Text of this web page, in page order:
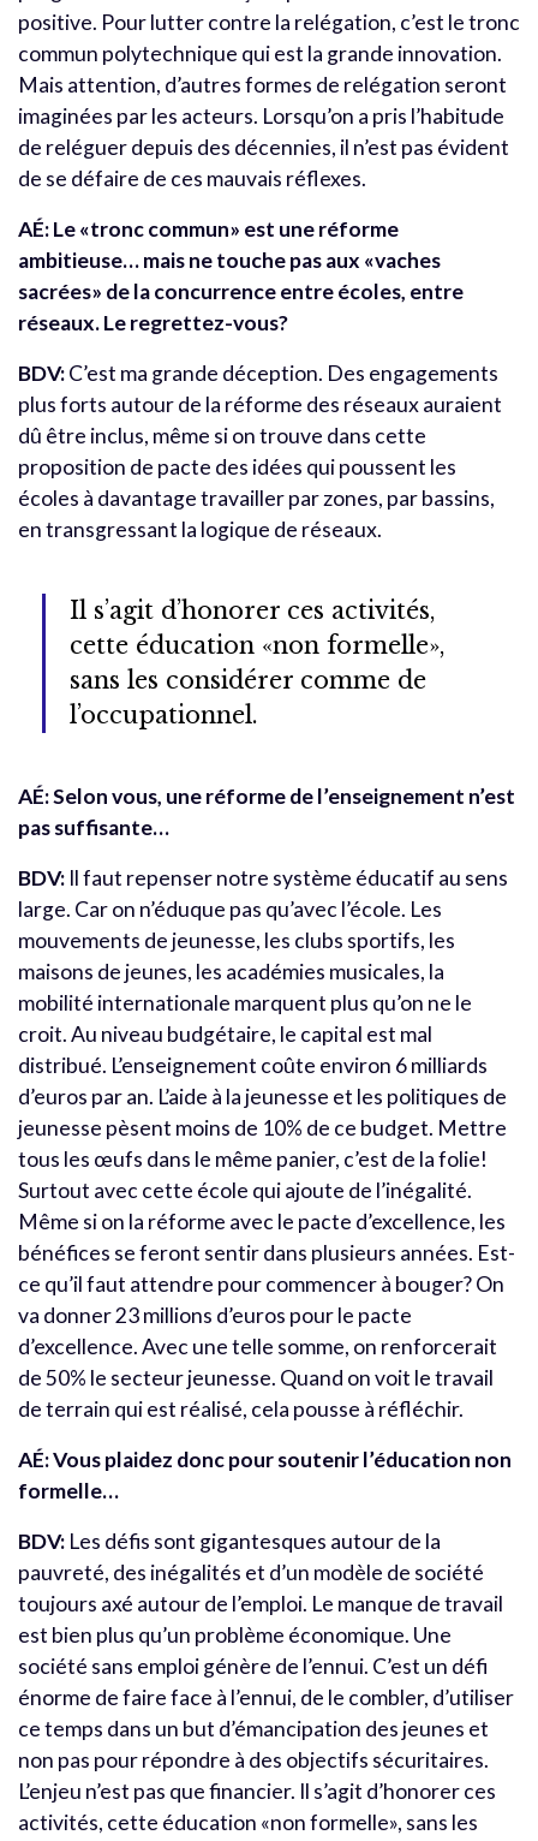
positive. Pour lutter contre la relégation, c’est le tronc
commun polytechnique qui est la grande innovation.
Mais attention, d’autres formes de relégation seront
imaginées par les acteurs. Lorsqu’on a pris l’habitude
de reléguer depuis des décennies, il n’est pas évident
de se défaire de ces mauvais réflexes.
AÉ: Le «tronc commun» est une réforme
ambitieuse… mais ne touche pas aux «vaches
sacrées» de la concurrence entre écoles, entre
réseaux. Le regrettez-vous?
BDV:C’est ma grande déception. Des engagements
plus forts autour de la réforme des réseaux auraient
dû être inclus, même si on trouve dans cette
proposition de pacte des idées qui poussent les
écoles à davantage travailler par zones, par bassins,
en transgressant la logique de réseaux.
Il s’agit d’honorer ces activités,
cette éducation «non formelle»,
sans les considérer comme de
l’occupationnel.
AÉ: Selon vous, une réforme de l’enseignement n’est
pas suffisante…
BDV: Il faut repenser notre système éducatif au sens
large. Car on n’éduque pas qu’avec l’école. Les
mouvements de jeunesse, les clubs sportifs, les
maisons de jeunes, les académies musicales, la
mobilité internationale marquent plus qu’on ne le
croit. Au niveau budgétaire, le capital est mal
distribué. L’enseignement coûte environ 6 milliards
d’euros par an. L’aide à la jeunesse et les politiques de
jeunesse pèsent moins de 10% de ce budget. Mettre
tous les œufs dans le même panier, c’est de la folie!
Surtout avec cette école qui ajoute de l’inégalité.
Même si on la réforme avec le pacte d’excellence, les
bénéfices se feront sentir dans plusieurs années. Est-
ce qu’il faut attendre pour commencer à bouger? On
va donner 23 millions d’euros pour le pacte
d’excellence. Avec une telle somme, on renforcerait
de 50% le secteur jeunesse. Quand on voit le travail
de terrain qui est réalisé, cela pousse à réfléchir.
AÉ: Vous plaidez donc pour soutenir l’éducation non
formelle…
BDV: Les défis sont gigantesques autour de la
pauvreté, des inégalités et d’un modèle de société
toujours axé autour de l’emploi. Le manque de travail
est bien plus qu’un problème économique. Une
société sans emploi génère de l’ennui. C’est un défi
énorme de faire face à l’ennui, de le combler, d’utiliser
ce temps dans un but d’émancipation des jeunes et
non pas pour répondre à des objectifs sécuritaires.
L’enjeu n’est pas que financier. Il s’agit d’honorer ces
activités, cette éducation «non formelle», sans les